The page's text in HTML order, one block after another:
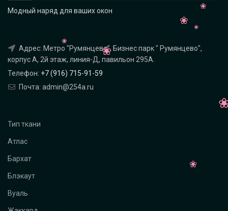
Модный наряд для ваших окон
Адрес: Метро "Румянцево", Бизнес парк " Румянцево",
корпус А, 2й этаж, линия-Д, павильон 295A.
Телефон: +7 (916) 715-91-59
Почта: admin@254a.ru
Тип ткани
Атлас
Бархат
Блэкаут
Вуаль